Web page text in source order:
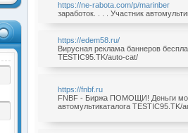
https://ne-rabota.com/p/marinber
заработок. . . . Участник
https://edem58.ru/
Вирусная реклама баннеров
TESTIC95.TK/auto-cat/
https://fnbf.ru
FNBF - Биржа ПОМОЩИ! Деньги
автомультикаталога TESTIC95.TK/